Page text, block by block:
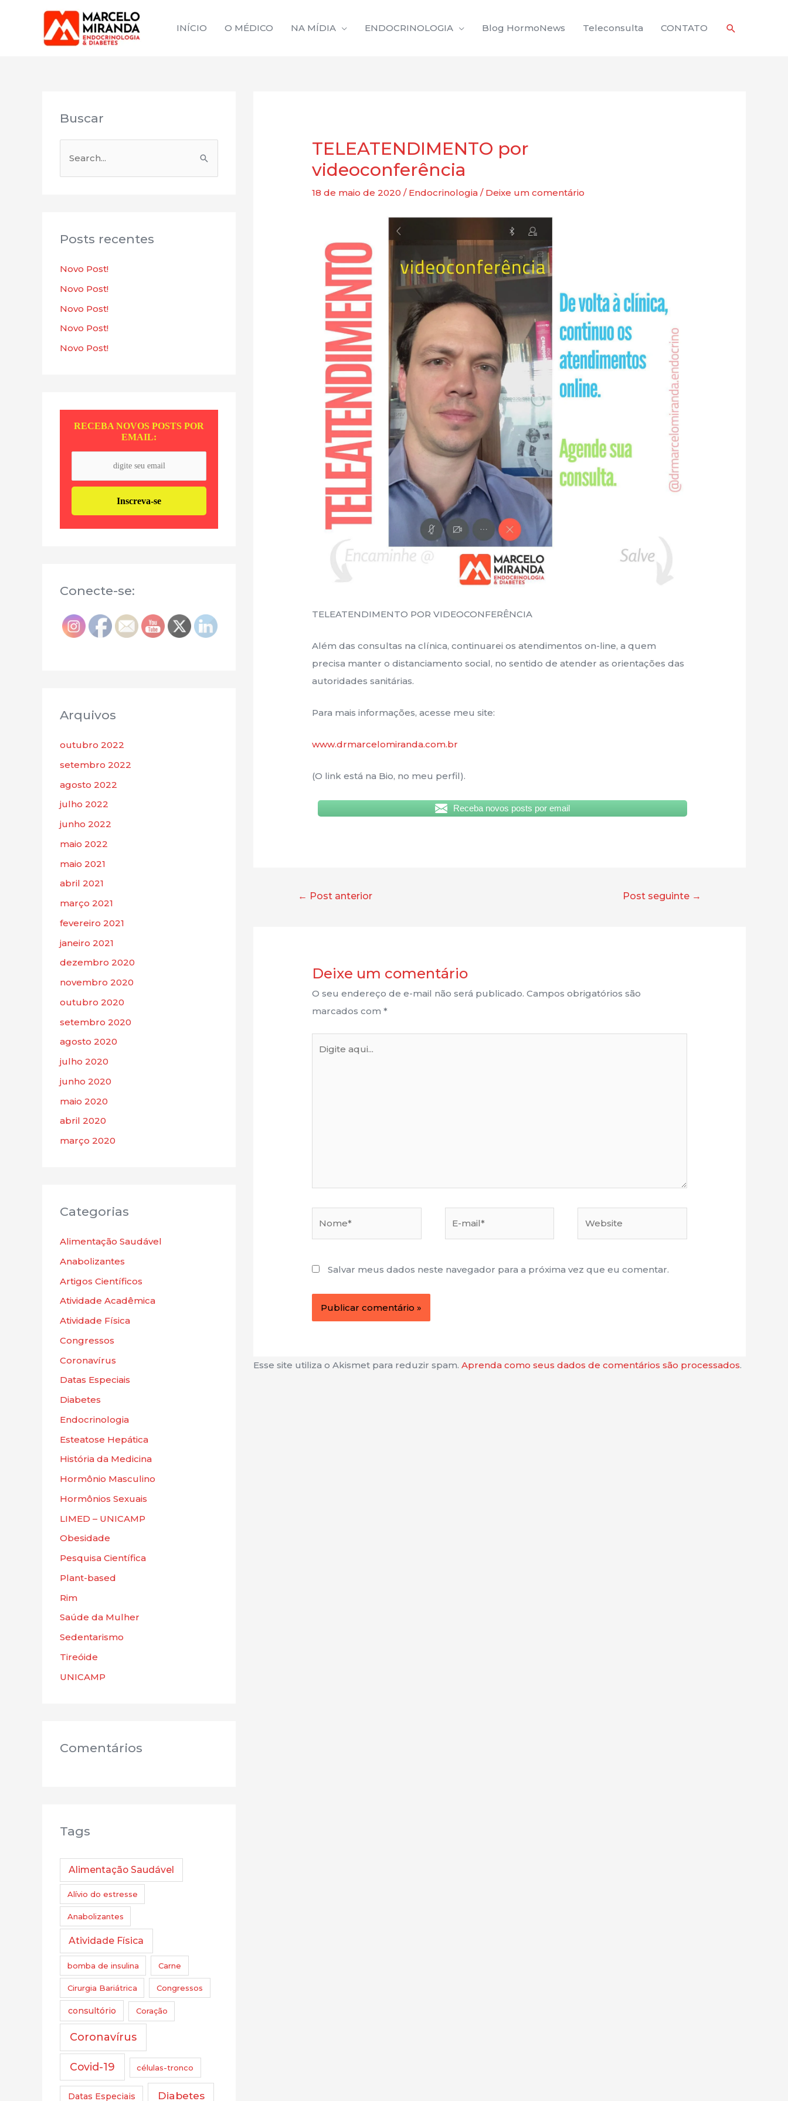
INÍCIO O MÉDICO NA MÍDIA ENDOCRINOLOGIA Blog HormoNews Teleconsulta CONTATO Pesquisar
Buscar
e
s
a
r
Posts recentes
Novo Post!
Novo Post!
Novo Post!
Novo Post!
Novo Post!
RECEBA NOVOS POSTS POR
EMAIL:
Conecte-se:
Arquivos
outubro 2022
setembro 2022
agosto 2022
julho 2022
junho 2022
maio 2022
maio 2021
abril 2021
março 2021
fevereiro 2021
janeiro 2021
dezembro 2020
novembro 2020
outubro 2020
setembro 2020
agosto 2020
julho 2020
junho 2020
maio 2020
abril 2020
março 2020
Categorias
Alimentação Saudável
Anabolizantes
Artigos Científicos
Atividade Acadêmica
Atividade Física
Congressos
Coronavírus
Datas Especiais
Diabetes
Endocrinologia
Esteatose Hepática
História da Medicina
Hormônio Masculino
Hormônios Sexuais
LIMED – UNICAMP
Obesidade
Pesquisa Científica
Plant-based
Rim
Saúde da Mulher
Sedentarismo
Tireóide
UNICAMP
Comentários
Tags
Alimentação Saudável
Alívio do estresse
Anabolizantes
Atividade Física
bomba de insulina Carne
Cirurgia Bariátrica Congressos
consultório Coração
Coronavírus
Covid-19 células-tronco
Datas Especiais Diabetes
TELEATENDIMENTO por
videoconferência
18 de maio de 2020/ Endocrinologia / Deixe um comentário
TELEATENDIMENTO POR VIDEOCONFERÊNCIA
Além das consultas na clínica, continuarei os atendimentos on-line, a quem
precisa manter o distanciamento social, no sentido de atender as orientações das
autoridades sanitárias.
Para mais informações, acesse meu site:
www.drmarcelomiranda.com.br
(O link está na Bio, no meu perfil).
Receba novos posts por email
← Post anterior Post seguinte →
Deixe um comentário
O seu endereço de e-mail não será publicado. Campos obrigatórios são
marcados com*
Salvar meus dados neste navegador para a próxima vez que eu comentar.
Esse site utiliza o Akismet para reduzir spam. Aprenda como seus dados de comentários são processados.